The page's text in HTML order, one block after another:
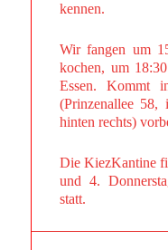
kennen.
Wir fangen um
kochen, um
Essen. Kommt
(Prinzenallee 58,
hinten rechts)
Die KiezKantine
und 4.
statt.